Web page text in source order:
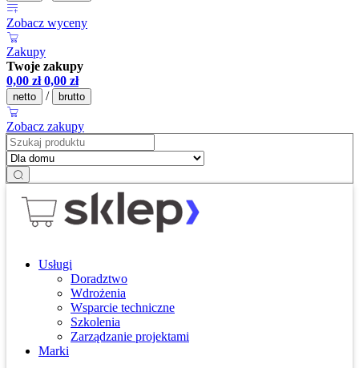
Zobacz wyceny
Zakupy
Twoje zakupy
0,00 zł 0,00 zł
netto / brutto
Zobacz zakupy
Usługi
Doradztwo
Wdrożenia
Wsparcie techniczne
Szkolenia
Zarządzanie projektami
Marki